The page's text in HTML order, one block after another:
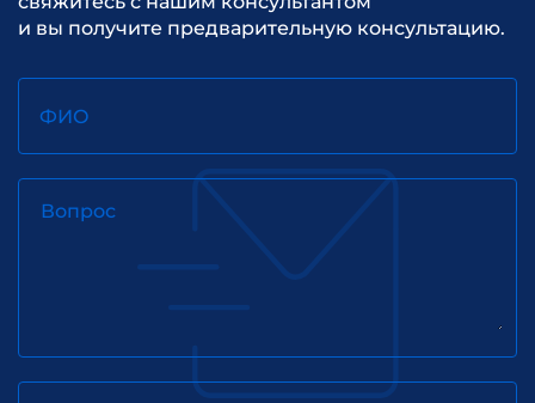
и вы получите предварительную консультацию.
ФИО
Вопрос